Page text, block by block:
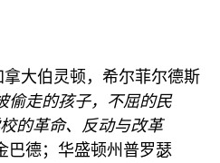
拿大伯灵顿，希尔菲尔德斯
偷走的孩子，不屈的民
的革命、反动与改革
巴德；华盛顿州普罗瑟